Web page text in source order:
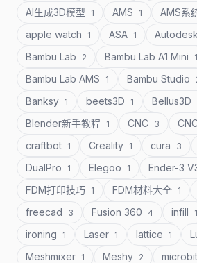
AI生成3D模型 1 AMS 1 AMS系
apple watch 1 ASA 1 Autodesk
Bambu Lab 2 Bambu Lab A1 Mini 1
Bambu Lab AMS 1 Bambu Studio
Banksy 1 beets3D 1 Bellus3D
Blender新手教程 1 CNC 3
craftbot 1 Creality 1 cura 3
DualPro 1 Elegoo 1 Ender-3
FDM打印技巧 1 FDM材料大全 1
freecad 3 Fusion 360 4 infill 1
ironing 1 Laser 1 lattice 1
Meshmixer 1 Meshy 2 microbit